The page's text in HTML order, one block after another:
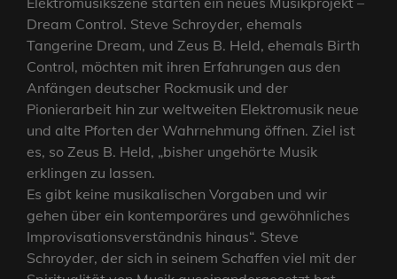
Dream Control. Steve Schroyder, ehemals
Tangerine Dream, und Zeus B. Held, ehemals Birth
Control, möchten mit ihren Erfahrungen aus den
Anfängen deutscher Rockmusik und der
Pionierarbeit hin zur weltweiten Elektromusik neue
und alte Pforten der Wahrnehmung öffnen. Ziel ist
es, so Zeus B. Held, „bisher ungehörte Musik
erklingen zu lassen.
Es gibt keine musikalischen Vorgaben und wir
gehen über ein kontemporäres und gewöhnliches
Improvisationsverständnis hinaus“. Steve
Schroyder, der sich in seinem Schaffen viel mit der